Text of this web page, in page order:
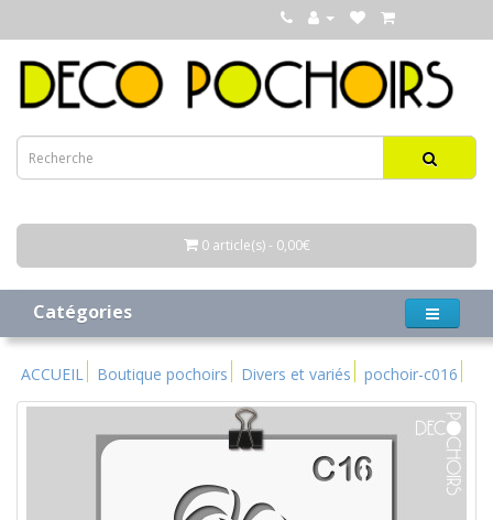
0 article(s) - 0,00€
Catégories
ACCUEIL Boutique pochoirs Divers et variés pochoir-c016